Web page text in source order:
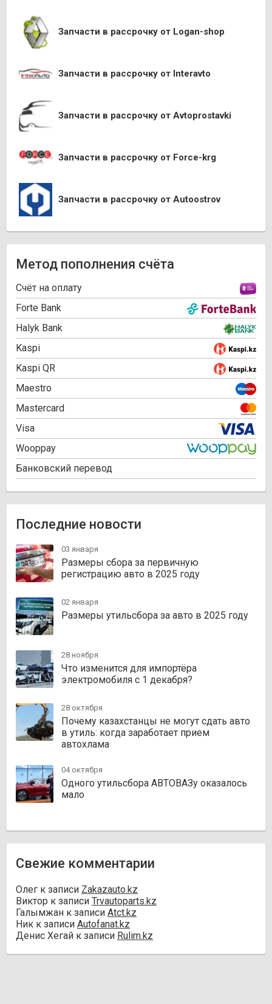
Запчасти в рассрочку от Logan-shop
Запчасти в рассрочку от Interavto
Запчасти в рассрочку от Avtoprostavki
Запчасти в рассрочку от Force-krg
Запчасти в рассрочку от Autoostrov
Метод пополнения счёта
Cчёт на оплату
Forte Bank
Halyk Bank
Kaspi
Kaspi QR
Maestro
Mastercard
Visa
Wooppay
Банковский перевод
Последние новости
03 января
Размеры сбора за первичную
регистрацию авто в 2025 году
02 января
Размеры утильсбора за авто в 2025 году
28 ноября
Что изменится для импортёра
электромобиля с 1 декабря?
28 октября
Почему казахстанцы не могут сдать авто
в утиль: когда заработает прием
автохлама
04 октября
Одного утильсбора АВТОВАЗу оказалось
мало
Свежие комментарии
Олег к записи Zakazauto.kz
Виктор к записи Trvautoparts.kz
Галымжан к записи Atct.kz
Ник к записи Autofanat.kz
Денис Хегай к записи Rulim.kz